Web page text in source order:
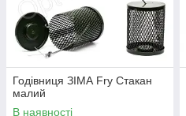
Годівниця ЗІМА Fry Стакан
малий
В наявності